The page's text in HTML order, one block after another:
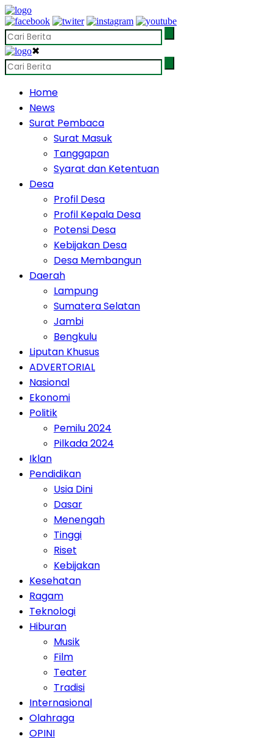
✖
Home
News
Surat Pembaca
Surat Masuk
Tanggapan
Syarat dan Ketentuan
Desa
Profil Desa
Profil Kepala Desa
Potensi Desa
Kebijakan Desa
Desa Membangun
Daerah
Lampung
Sumatera Selatan
Jambi
Bengkulu
Liputan Khusus
ADVERTORIAL
Nasional
Ekonomi
Politik
Pemilu 2024
Pilkada 2024
Iklan
Pendidikan
Usia Dini
Dasar
Menengah
Tinggi
Riset
Kebijakan
Kesehatan
Ragam
Teknologi
Hiburan
Musik
Film
Teater
Tradisi
Internasional
Olahraga
OPINI